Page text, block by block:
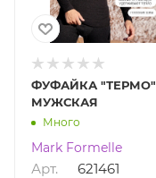
ФУФАЙКА "ТЕРМО"
МУЖСКАЯ
Много
Mark Formelle
Арт. 621461